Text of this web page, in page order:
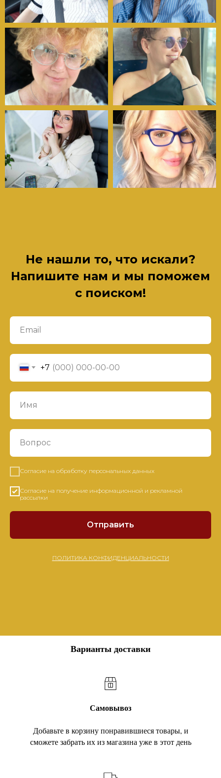
Не нашли то, что искали?
Напишите нам и мы поможем
с поиском!
+7
Согласие на обработку персональных данных
Согласие на получение информационной и рекламной
рассылки
Отправить
ПОЛИТИКА КОНФИДЕНЦИАЛЬНОСТИ
Варианты доставки
Самовывоз
Добавьте в корзину понравившиеся товары, и
сможете забрать их из магазина уже в этот день